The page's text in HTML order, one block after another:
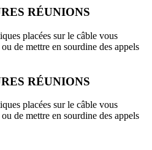
RÉUNIONS
placées sur le câble vous
de mettre en sourdine des appels
RÉUNIONS
placées sur le câble vous
de mettre en sourdine des appels